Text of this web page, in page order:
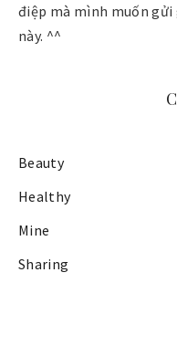
điệp mà mình muốn
này. ^^
Beauty
Healthy
Mine
Sharing